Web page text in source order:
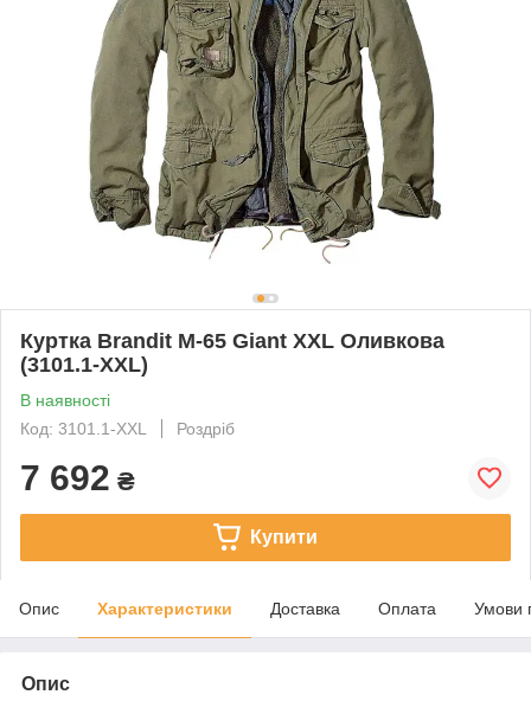
Куртка Brandit M-65 Giant XXL Оливкова
(3101.1-XXL)
В наявності
Код: 3101.1-XXL
Роздріб
7 692 ₴
Купити
Опис Характеристики Доставка Оплата Умови
Опис